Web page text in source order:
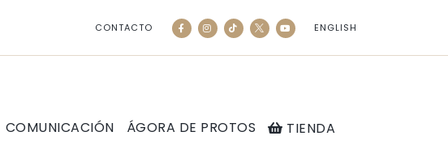
CONTACTO ENGLISH
COMUNICACIÓN ÁGORA DE PROTOS TIENDA